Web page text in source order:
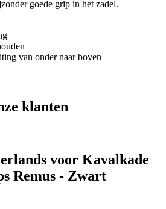
goede grip in het zadel.
van onder naar boven
klanten
voor Kavalkade
Remus - Zwart